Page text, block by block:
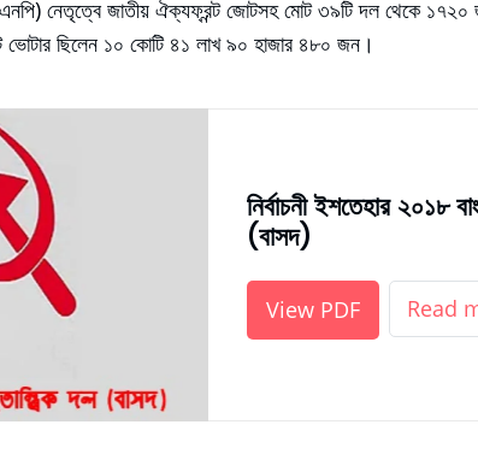
নেতৃত্বে জাতীয় ঐক্যফ্রন্ট জোটসহ মোট ৩৯টি দল থেকে ১৭২০
ভোটার ছিলেন ১০ কোটি ৪১ লাখ ৯০ হাজার ৪৮০ জন।
নির্বাচনী ইশতেহার ২০১৮
(বাসদ)
View PDF Read